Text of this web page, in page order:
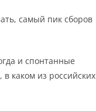
самый пик сборов
и спонтанные
каком из российских